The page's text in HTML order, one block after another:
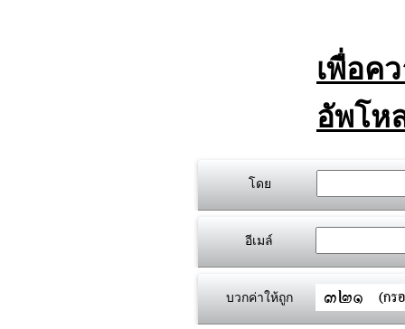
เพื่อค
อัพโห
โดย
อีเมล์
บวกค่าให้ถูก